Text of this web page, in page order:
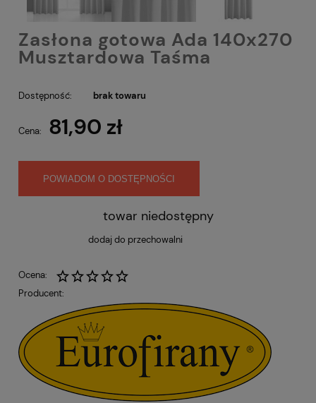
Zasłona gotowa Ada 140x270
Musztardowa Taśma
Dostępność: brak towaru
Cena: 81,90 zł
POWIADOM O DOSTĘPNOŚCI
towar niedostępny
dodaj do przechowalni
Ocena:
Producent: